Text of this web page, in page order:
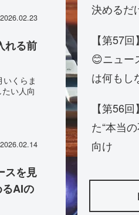
2026.02.23
れる前
くらま
い人向
2026.02.14
スを見
AIの
決めるだ
【第57
😊ニュー
は何もし
【第56
た“本当
向け